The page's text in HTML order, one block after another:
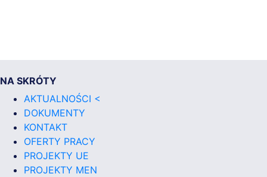
NA SKRÓTY
AKTUALNOŚCI <
DOKUMENTY
KONTAKT
OFERTY PRACY
PROJEKTY UE
PROJEKTY MEN